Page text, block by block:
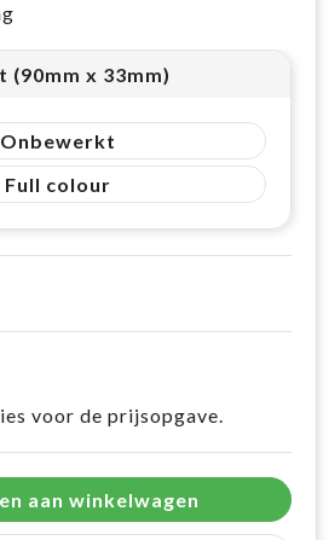
(90mm x 33mm)
Onbewerkt
Full colour
voor de prijsopgave.
aan winkelwagen